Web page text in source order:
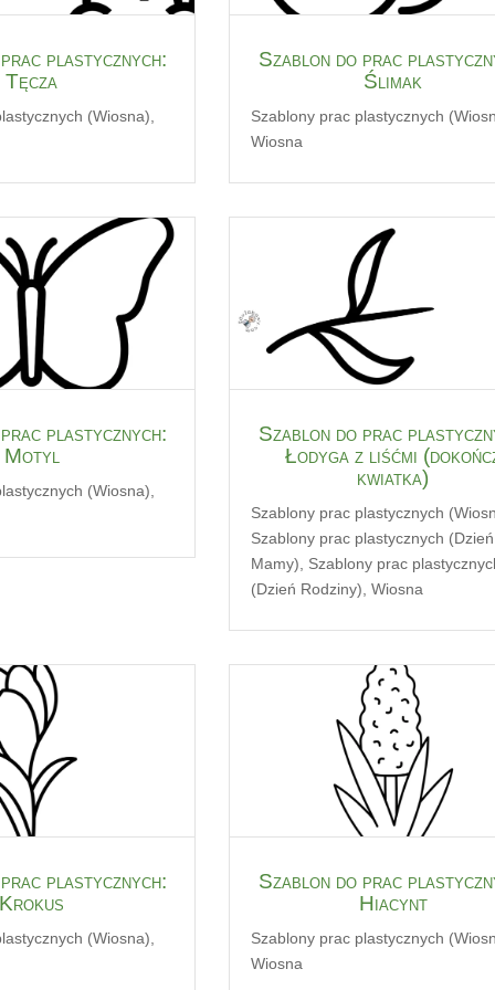
plastycznych:
Tęcza
(Wiosna)
Szablon do prac
Ślimak
Szablony prac plastycznych
Wiosna
plastycznych:
Motyl
(Wiosna)
Szablon do prac
Łodyga z liśćmi
kwiatka)
Szablony prac plastycznych
Szablony prac plastycznych (Dzień
Mamy)
Szablony prac
(Dzień Rodziny) ,Wiosna
plastycznych:
Krokus
(Wiosna)
Szablon do prac
Hiacynt
Szablony prac plastycznych
Wiosna